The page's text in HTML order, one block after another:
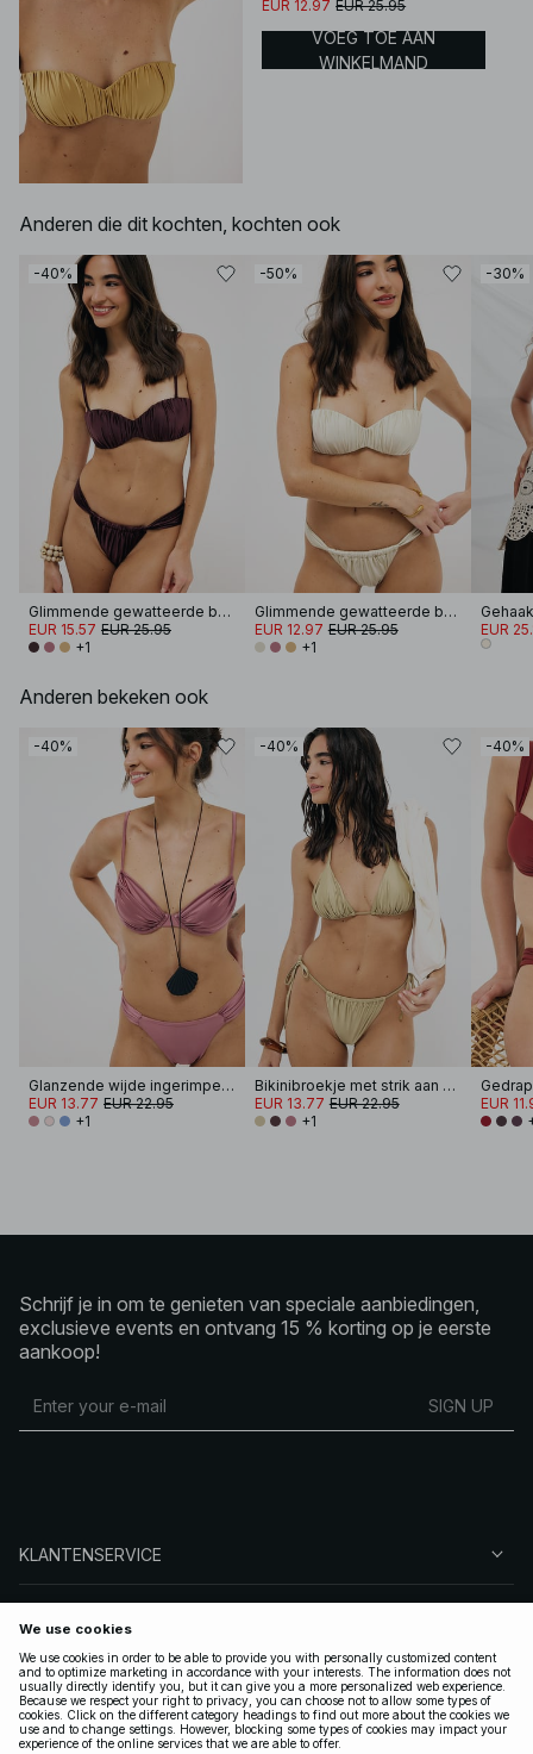
EUR 12.97 EUR 25.95
VOEG TOE AAN
WINKELMAND
Anderen die dit kochten, kochten ook
-40%
Glimmende gewatteerde bandeau bikini
EUR 15.57 EUR 25.95
+1
-50%
Glimmende gewatteerde bandeau bikini
EUR 12.97 EUR 25.95
+1
-30%
EUR
Anderen bekeken ook
-40%
Glanzende wijde ingerimpelde bikinibroek
EUR 13.77 EUR 22.95
+1
-40%
Bikinibroekje met strik aan de glanzende kant
EUR 13.77 EUR 22.95
+1
-40%
EUR
Schrijf je in om te genieten van speciale aanbiedingen,
exclusieve events en ontvang 15 % korting op je eerste
aankoop!
SIGN UP
KLANTENSERVICE
VOLG ONS
LEGAAL